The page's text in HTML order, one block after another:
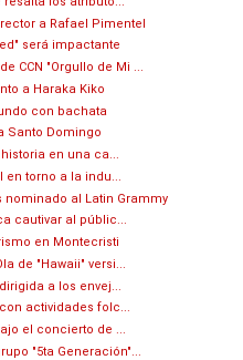
a Rafael Pimentel
será impactante
CCN "Orgullo de Mi ...
a Haraka Kiko
con bachata
Santo Domingo
en una ca...
en torno a la indu...
nominado al Latin Grammy
cautivar al públic...
en Montecristi
de "Hawaii" versi...
a los envej...
actividades folc...
el concierto de ...
"5ta Generación"...